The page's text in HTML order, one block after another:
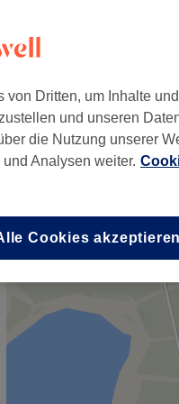
Dritten, um Inhalte
und unseren
die Nutzung unserer
Analysen weiter.
Cookies